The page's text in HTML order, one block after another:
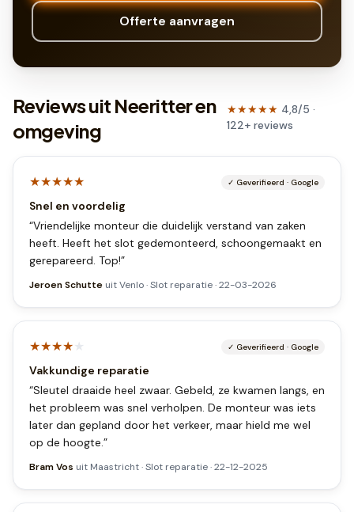
Offerte aanvragen
Reviews uit Neeritter en
omgeving
★★★★★ 4,8/5 ·
122+ reviews
★★★★★ ✓ Geverifieerd · Google
Snel en voordelig
“Vriendelijke monteur die duidelijk verstand van zaken
heeft. Heeft het slot gedemonteerd, schoongemaakt en
gerepareerd. Top!”
Jeroen Schutte uitVenlo·Slot reparatie·22-03-2026
★★★★★ ✓ Geverifieerd · Google
Vakkundige reparatie
“Sleutel draaide heel zwaar. Gebeld, ze kwamen langs, en
het probleem was snel verholpen. De monteur was iets
later dan gepland door het verkeer, maar hield me wel
op de hoogte.”
Bram Vos uit Maastricht·Slot reparatie·22-12-2025